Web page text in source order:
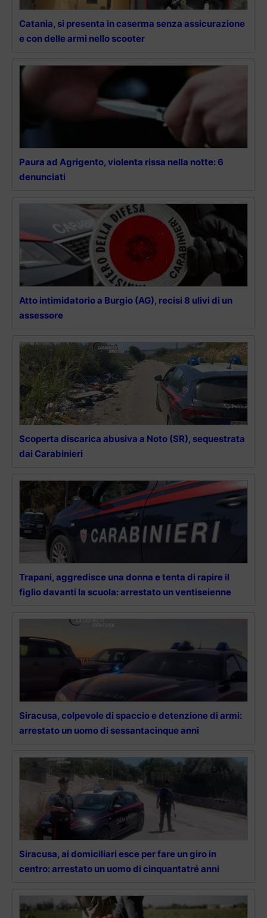
Catania, si presenta in caserma senza assicurazione
e con delle armi nello scooter
Paura ad Agrigento, violenta rissa nella notte: 6
denunciati
Atto intimidatorio a Burgio (AG), recisi 8 ulivi di un
assessore
Scoperta discarica abusiva a Noto (SR), sequestrata
dai Carabinieri
Trapani, aggredisce una donna e tenta di rapire il
figlio davanti la scuola: arrestato un ventiseienne
Siracusa, colpevole di spaccio e detenzione di armi:
arrestato un uomo di sessantacinque anni
Siracusa, ai domiciliari esce per fare un giro in
centro: arrestato un uomo di cinquantatré anni